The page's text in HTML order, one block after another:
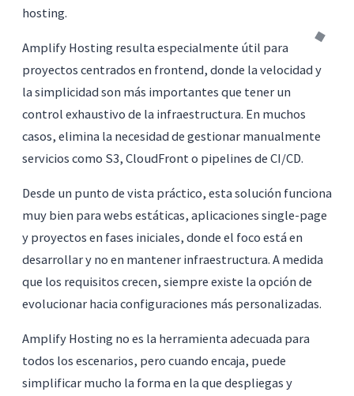
hosting.
Amplify Hosting resulta especialmente útil para
proyectos centrados en frontend, donde la velocidad y
la simplicidad son más importantes que tener un
control exhaustivo de la infraestructura. En muchos
casos, elimina la necesidad de gestionar manualmente
servicios como S3, CloudFront o pipelines de CI/CD.
Desde un punto de vista práctico, esta solución funciona
muy bien para webs estáticas, aplicaciones single-page
y proyectos en fases iniciales, donde el foco está en
desarrollar y no en mantener infraestructura. A medida
que los requisitos crecen, siempre existe la opción de
evolucionar hacia configuraciones más personalizadas.
Amplify Hosting no es la herramienta adecuada para
todos los escenarios, pero cuando encaja, puede
simplificar mucho la forma en la que despliegas y